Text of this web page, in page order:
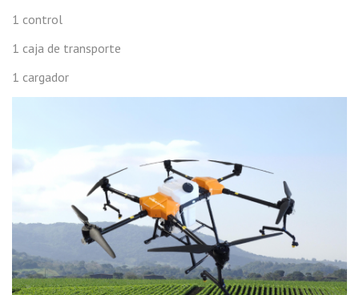
1 control
1 caja de transporte
1 cargador